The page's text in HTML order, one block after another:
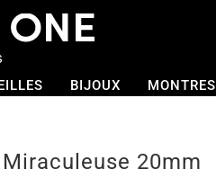
BIJOUX MONTRES
20mm